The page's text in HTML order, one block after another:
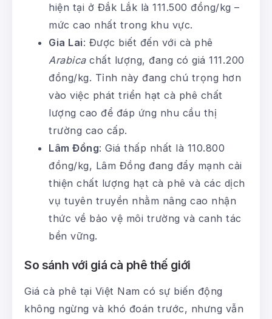
hiện tại ở Đắk Lắk là 111.500 đồng/kg –
mức cao nhất trong khu vực.
Gia Lai: Được biết đến với cà phê
Arabicachất lượng, đang có giá 111.200
đồng/kg. Tỉnh này đang chú trọng hơn
vào việc phát triển hạt cà phê chất
lượng cao để đáp ứng nhu cầu thị
trường cao cấp.
Lâm Đồng: Giá thấp nhất là 110.800
đồng/kg, Lâm Đồng đang đẩy mạnh cải
thiện chất lượng hạt cà phê và các dịch
vụ tuyên truyền nhằm nâng cao nhận
thức về bảo vệ môi trường và canh tác
bền vững.
So sánh với giá cà phê thế giới
Giá cà phê tại Việt Nam có sự biến động
không ngừng và khó đoán trước, nhưng vẫn